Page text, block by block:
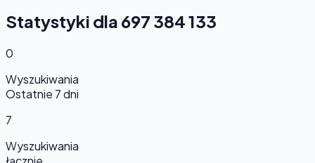
Statystyki dla 697 384 133
0
Wyszukiwania
Ostatnie 7 dni
7
Wyszukiwania